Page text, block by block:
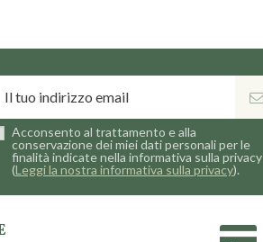
Acconsento al trattamento e alla
conservazione dei miei dati personali per le
finalità indicate nella informativa sulla privacy
(Leggi la nostra informativa sulla privacy).